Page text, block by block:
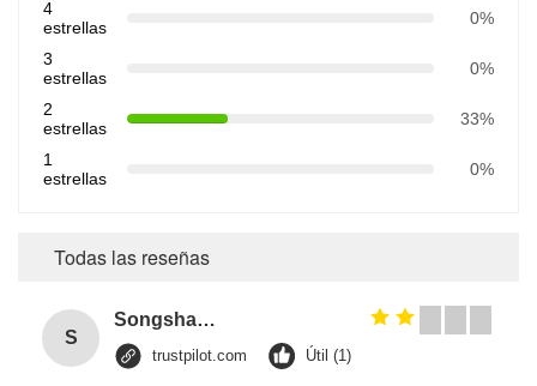
4
estrellas
0%
3
estrellas
0%
2
estrellas
33%
1
estrellas
0%
Todas las reseñas
S
Songshang
trustpilot.com Útil (1)